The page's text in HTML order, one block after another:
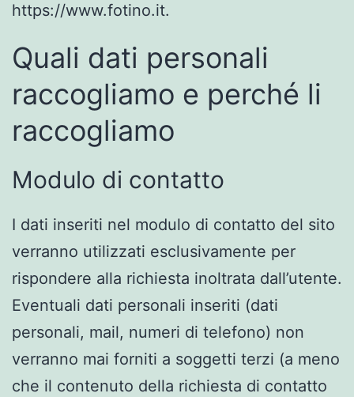
https://www.fotino.it.
Quali dati personali
raccogliamo e perché li
raccogliamo
Modulo di contatto
I dati inseriti nel modulo di contatto del sito
verranno utilizzati esclusivamente per
rispondere alla richiesta inoltrata dall’utente.
Eventuali dati personali inseriti (dati
personali, mail, numeri di telefono) non
verranno mai forniti a soggetti terzi (a meno
che il contenuto della richiesta di contatto